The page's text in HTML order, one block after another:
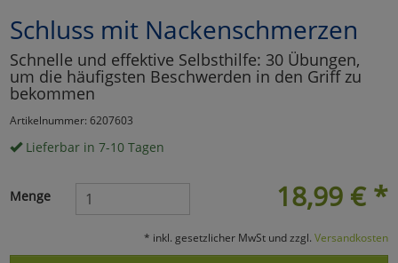
Schluss mit Nackenschmerzen
Schnelle und effektive Selbsthilfe: 30 Übungen,
um die häufigsten Beschwerden in den Griff zu
bekommen
Artikelnummer: 6207603
Lieferbar in 7-10 Tagen
18,99 € *
Menge
* inkl. gesetzlicher MwSt und zzgl. Versandkosten
Marketing
Umfragetools
Cookies
Alle Akzeptieren
Cookies
Einstellungen speichern